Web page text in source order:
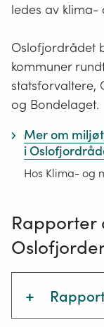
ledes av klima-
Oslofjordrådet
kommuner
statsforvaltere,
og Bondelaget.
Mer om
i
Hos Klima- og
Rapporter
+